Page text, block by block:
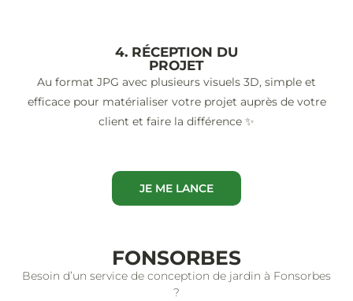
4. RÉCEPTION DU
PROJET
Au format JPG avec plusieurs visuels 3D, simple et
efficace pour matérialiser votre projet auprès de votre
client et faire la différence ✨
JE ME LANCE
FONSORBES
Besoin d’un service de conception de jardin à Fonsorbes
?